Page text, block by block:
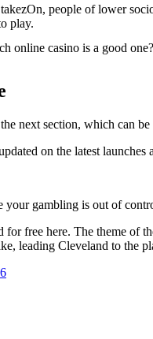
people of lower
play.
online casino is a good one?
next section, which can
on the latest
your gambling is out of
free here. The theme of
leading Cleveland to the